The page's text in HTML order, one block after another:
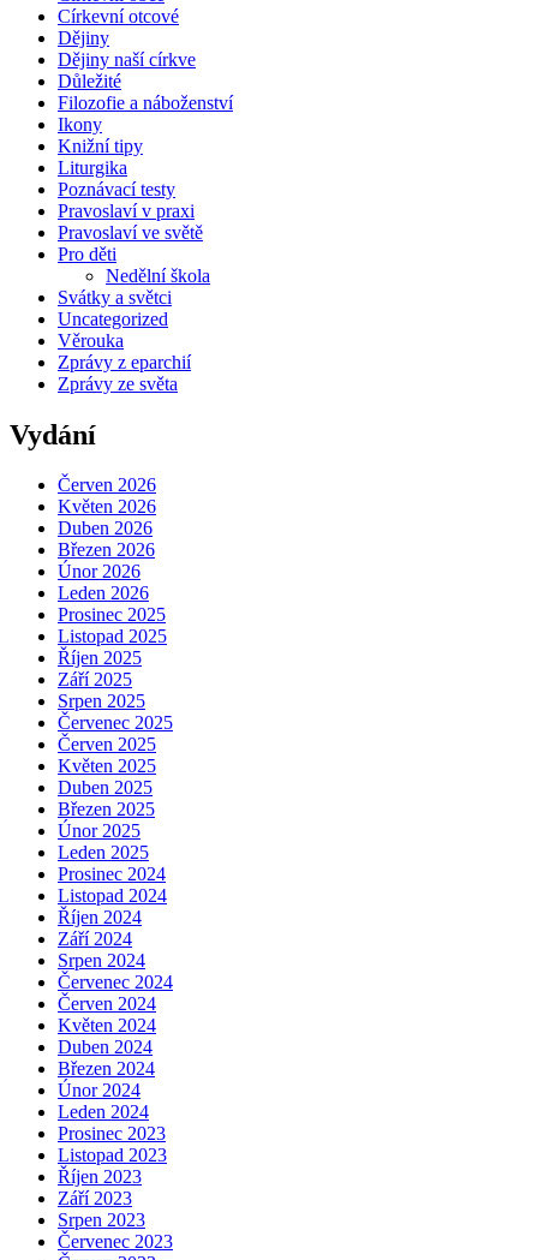
Církevní otcové
Dějiny
Dějiny naší církve
Důležité
Filozofie a náboženství
Ikony
Knižní tipy
Liturgika
Poznávací testy
Pravoslaví v praxi
Pravoslaví ve světě
Pro děti
Nedělní škola
Svátky a světci
Uncategorized
Věrouka
Zprávy z eparchií
Zprávy ze světa
Vydání
Červen 2026
Květen 2026
Duben 2026
Březen 2026
Únor 2026
Leden 2026
Prosinec 2025
Listopad 2025
Říjen 2025
Září 2025
Srpen 2025
Červenec 2025
Červen 2025
Květen 2025
Duben 2025
Březen 2025
Únor 2025
Leden 2025
Prosinec 2024
Listopad 2024
Říjen 2024
Září 2024
Srpen 2024
Červenec 2024
Červen 2024
Květen 2024
Duben 2024
Březen 2024
Únor 2024
Leden 2024
Prosinec 2023
Listopad 2023
Říjen 2023
Září 2023
Srpen 2023
Červenec 2023